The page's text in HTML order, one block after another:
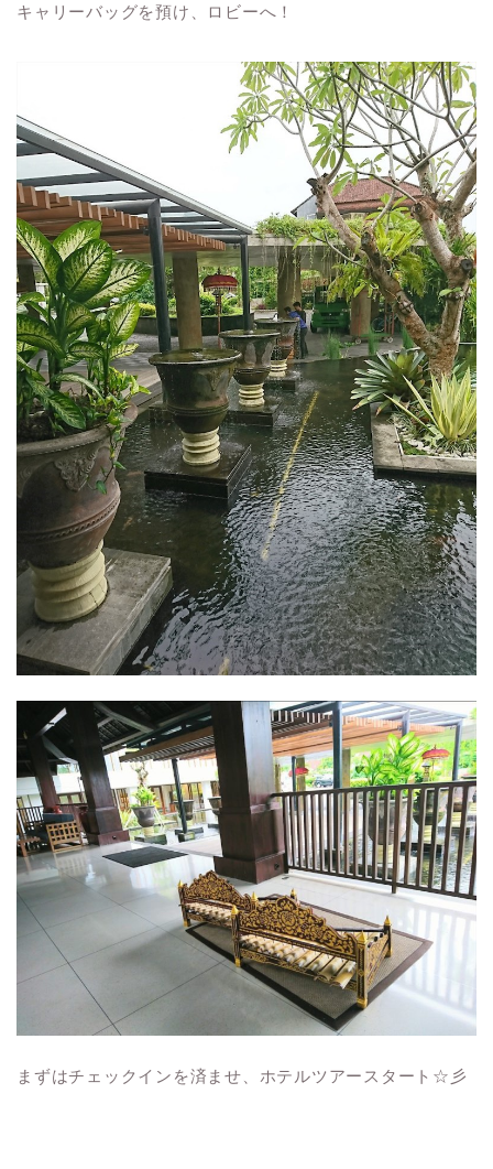
キャリーバッグを預け、ロビーへ！
まずはチェックインを済ませ、ホテルツアースタート☆彡